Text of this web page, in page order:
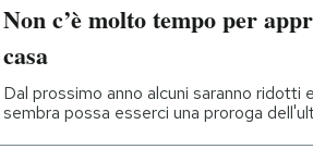
Non c’è molto tempo per
casa
Dal prossimo anno alcuni saranno ridotti
sembra possa esserci una proroga